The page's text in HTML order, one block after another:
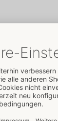
sehr